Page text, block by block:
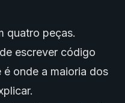
quatro peças.
escrever código
onde a maioria dos